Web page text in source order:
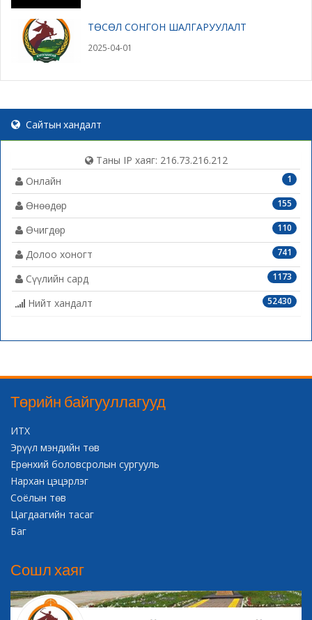
ТӨСӨЛ СОНГОН ШАЛГАРУУЛАЛТ
2025-04-01
Сайтын хандалт
Таны IP хаяг: 216.73.216.212
1
Онлайн
155
Өнөөдөр
110
Өчигдөр
741
Долоо хоногт
1173
Сүүлийн сард
52430
Нийт хандалт
Төрийн байгууллагууд
ИТХ
Эрүүл мэндийн төв
Ерөнхий боловсролын сургууль
Нархан цэцэрлэг
Соёлын төв
Цагдаагийн тасаг
Баг
Сошл хаяг